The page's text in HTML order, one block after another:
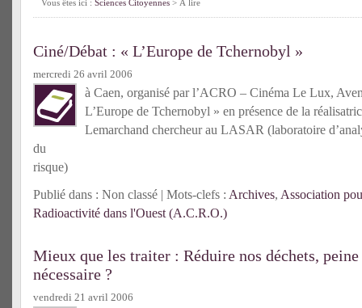
Vous êtes ici : Sciences Citoyennes > À lire
Ciné/Débat : « L’Europe de Tchernobyl »
mercredi 26 avril 2006
à Caen, organisé par l’ACRO – Cinéma Le Lux,
L’Europe de Tchernobyl » en présence de la
Lemarchand chercheur au LASAR (laboratoire
du
risque)
Publié dans : Non classé | Mots-clefs : Archives, Association
Radioactivité dans l'Ouest (A.C.R.O.)
Mieux que les traiter : Réduire nos déchets,
nécessaire ?
vendredi 21 avril 2006